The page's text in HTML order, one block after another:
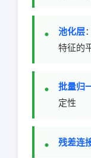
池化层
特征的
批量归
定性
残差连